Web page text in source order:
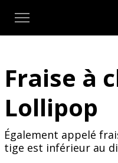
Fraise à
Lollipop
Également appelé
tige est inférieur au